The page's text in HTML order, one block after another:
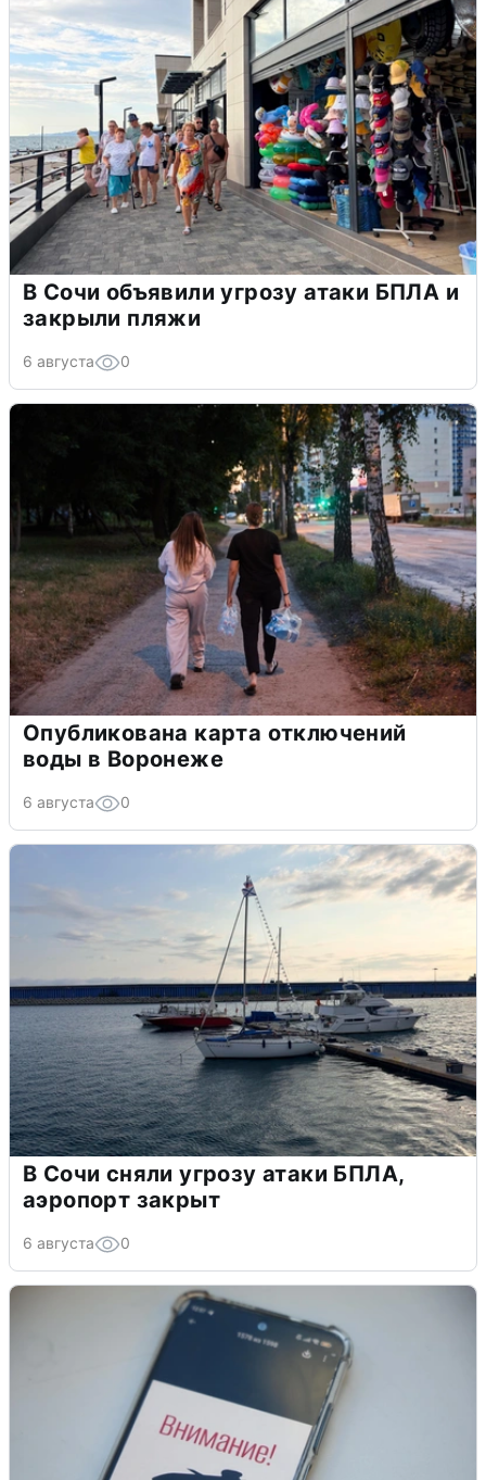
В Сочи объявили угрозу атаки БПЛА и
закрыли пляжи
6 августа 0
Опубликована карта отключений
воды в Воронеже
6 августа 0
В Сочи сняли угрозу атаки БПЛА,
аэропорт закрыт
6 августа 0